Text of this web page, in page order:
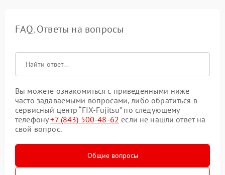
FAQ. Ответы на вопросы
Вы можете ознакомиться с приведенными ниже
часто задаваемыми вопросами, либо обратиться в
сервисный центр “FIX-Fujitsu” по следующему
телефону+7 (843) 500-48-62 если не нашли ответ на
свой вопрос.
Общие вопросы